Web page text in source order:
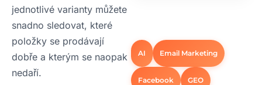
jednotlivé varianty můžete
snadno sledovat, které
položky se prodávají
dobře a kterým se naopak
nedaří.
AI Email Marketing
Facebook GEO